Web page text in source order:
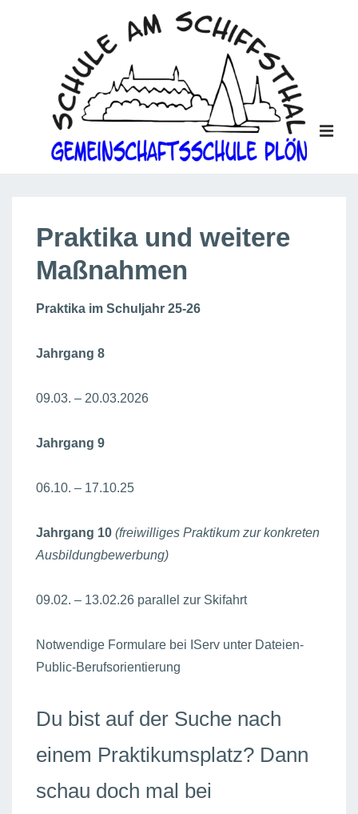
Praktika und weitere
Maßnahmen
Praktika im Schuljahr 25-26
Jahrgang 8
09.03. – 20.03.2026
Jahrgang 9
06.10. – 17.10.25
Jahrgang 10 (freiwilliges Praktikum zur konkreten
Ausbildungbewerbung)
09.02. – 13.02.26 parallel zur Skifahrt
Notwendige Formulare bei IServ unter Dateien-
Public-Berufsorientierung
Du bist auf der Suche nach
einem Praktikumsplatz? Dann
schau doch mal bei